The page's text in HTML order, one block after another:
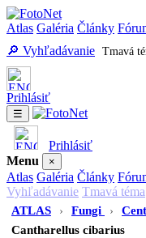
Atlas Galéria Články
🔎 Vyhľadávanie Tmavá
Prihlásiť
☰
Prihlásiť
Menu
×
Atlas Galéria Články
Vyhľadávanie Tmavá téma
ATLAS
› Fungi ›
Cantharellus cibarius